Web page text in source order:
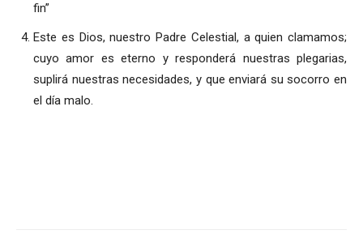
fin”
Este es Dios, nuestro Padre Celestial, a quien clamamos;
cuyo amor es eterno y responderá nuestras plegarias,
suplirá nuestras necesidades, y que enviará su socorro en
el día malo.